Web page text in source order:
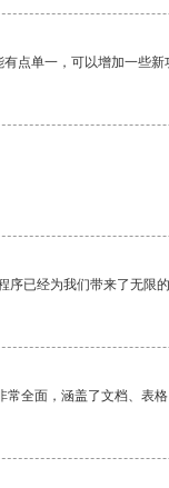
点单一，可以增加一些新
序已经为我们带来了无限的
常全面，涵盖了文档、表